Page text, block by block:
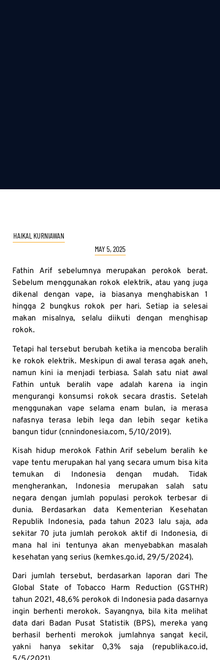
HAIKAL KURNIAWAN
MAY 5, 2025
Fathin Arif sebelumnya merupakan perokok berat.
Sebelum menggunakan rokok elektrik, atau yang juga
dikenal dengan vape, ia biasanya menghabiskan 1
hingga 2 bungkus rokok per hari. Setiap ia selesai
makan misalnya, selalu diikuti dengan menghisap
rokok.
Tetapi hal tersebut berubah ketika ia mencoba beralih
ke rokok elektrik. Meskipun di awal terasa agak aneh,
namun kini ia menjadi terbiasa. Salah satu niat awal
Fathin untuk beralih vape adalah karena ia ingin
mengurangi konsumsi rokok secara drastis. Setelah
menggunakan vape selama enam bulan, ia merasa
nafasnya terasa lebih lega dan lebih segar ketika
bangun tidur (cnnindonesia.com, 5/10/2019).
Kisah hidup merokok Fathin Arif sebelum beralih ke
vape tentu merupakan hal yang secara umum bisa kita
temukan di Indonesia dengan mudah. Tidak
mengherankan, Indonesia merupakan salah satu
negara dengan jumlah populasi perokok terbesar di
dunia. Berdasarkan data Kementerian Kesehatan
Republik Indonesia, pada tahun 2023 lalu saja, ada
sekitar 70 juta jumlah perokok aktif di Indonesia, di
mana hal ini tentunya akan menyebabkan masalah
kesehatan yang serius (kemkes.go.id, 29/5/2024).
Dari jumlah tersebut, berdasarkan laporan dari The
Global State of Tobacco Harm Reduction (GSTHR)
tahun 2021, 48,6% perokok di Indonesia pada dasarnya
ingin berhenti merokok. Sayangnya, bila kita melihat
data dari Badan Pusat Statistik (BPS), mereka yang
berhasil berhenti merokok jumlahnya sangat kecil,
yakni hanya sekitar 0,3% saja (republika.co.id,